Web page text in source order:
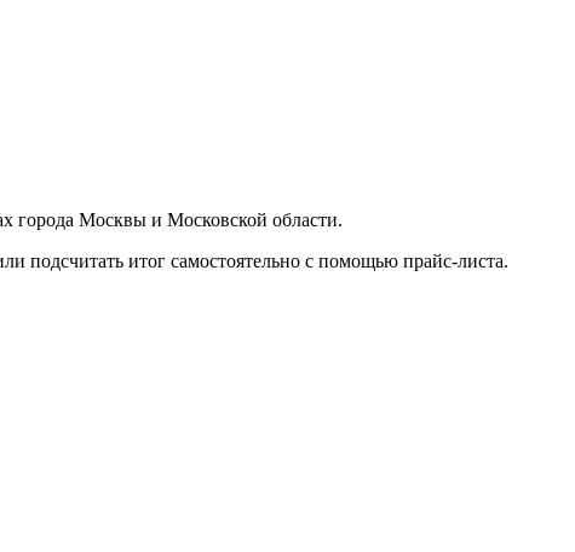
города Москвы и Московской области.
подсчитать итог самостоятельно с помощью прайс-листа.